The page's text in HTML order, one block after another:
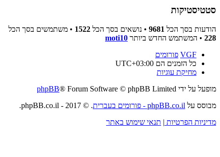
סטטיסטיקות
הודעות בסך הכל 9681 • נושאים בסך הכל 1522 • משתמשים בסך הכל
228 • המשתמש החדש ביותר moti10
VGF פורומים
כל הזמנים הם UTC+03:00
מחיקת עוגיות
מופעל על ידי
phpBB® Forum Software © phpBB Limited
מבוסס על phpBB.co.il - פורומים בעברית
. © 2017 - phpBB.co.il.
מדיניות הפרטיות | תנאי שימוש באתר